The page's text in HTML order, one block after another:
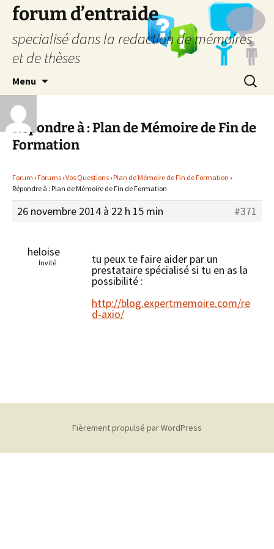
forum d’entraide
specialisé dans la redaction de mémoires
et de thèses
Menu
Répondre à : Plan de Mémoire de Fin de
Formation
Forum ›Forums ›Vos Questions ›Plan de Mémoire de Fin de Formation ›
Répondre à : Plan de Mémoire de Fin de Formation
26 novembre 2014 à 22 h 15 min #371
heloise
Invité tu peux te faire aider par un
prestataire spécialisé si tu en as la
possibilité :
http://blog.expertmemoire.com/re
d-axio/
Fièrement propulsé par WordPress